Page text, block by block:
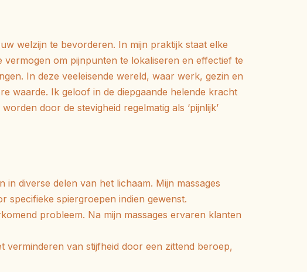
welzijn te bevorderen. In mijn praktijk staat elke
vermogen om pijnpunten te lokaliseren en effectief te
In deze veeleisende wereld, waar werk, gezin en
waarde. Ik geloof in de diepgaande helende kracht
worden door de stevigheid regelmatig als ‘pijnlijk’
in diverse delen van het lichaam. Mijn massages
specifieke spiergroepen indien gewenst.
probleem. Na mijn massages ervaren klanten
van stijfheid door een zittend beroep,